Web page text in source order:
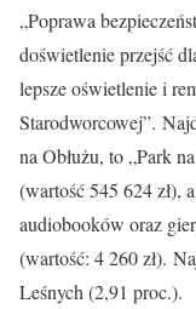
„Poprawa
doświetlenie przejść
lepsze oświetlenie i
Starodworcowej”.
na Obłużu, to „Park
(wartość 545 624 zł),
audiobooków oraz
(wartość: 4 260 zł).
Leśnych (2,91 proc.).